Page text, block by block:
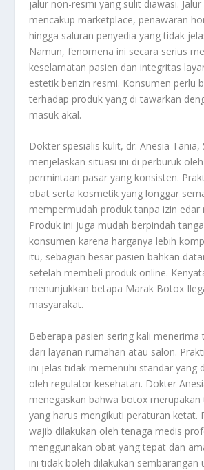
jalur non-resmi yang sulit diawasi.
mencakup marketplace, penawaran
hingga saluran penyedia yang tidak
Namun, fenomena ini secara serius
keselamatan pasien dan integritas
estetik berizin resmi. Konsumen perlu
terhadap produk yang di tawarkan
masuk akal.
Dokter spesialis kulit, dr. Anesia Tania,
menjelaskan situasi ini di perburuk
permintaan pasar yang konsisten.
obat serta kosmetik yang longgar
mempermudah produk tanpa izin edar
Produk ini juga mudah berpindah
konsumen karena harganya lebih
itu, sebagian besar pasien bahkan
setelah membeli produk online.
menunjukkan betapa Marak Botox
masyarakat.
Beberapa pasien sering kali menerima
dari layanan rumahan atau salon.
ini jelas tidak memenuhi standar yang
oleh regulator kesehatan. Dokter
menegaskan bahwa botox merupakan
yang harus mengikuti peraturan ketat.
wajib dilakukan oleh tenaga medis
menggunakan obat yang tepat dan
ini tidak boleh dilakukan sembarangan